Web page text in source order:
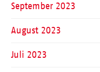
September 2023
August 2023
Juli 2023